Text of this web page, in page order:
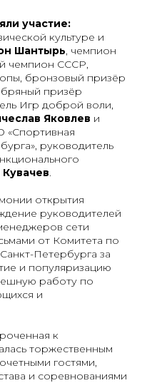
участие:
культуре и
Шантырь, чемпион
чемпион СССР,
бронзовый призёр
призёр
Игр доброй воли,
Яковлев и
«Спортивная
руководитель
.
открытия
руководителей
сети
от Комитета по
Петербурга за
и популяризацию
работу по
и
к
торжественным
гостями,
и соревнованиями